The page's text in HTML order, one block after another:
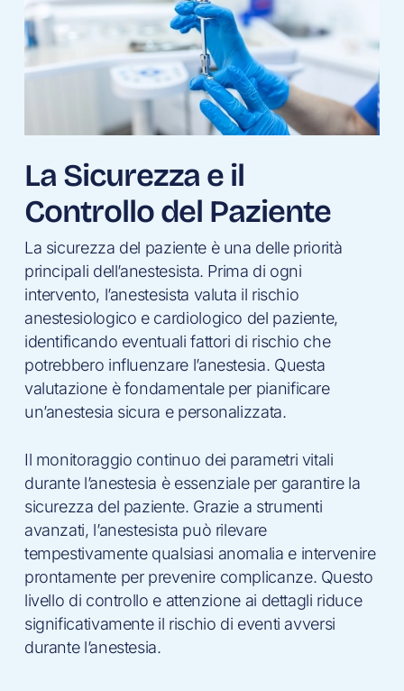
La Sicurezza e il
Controllo del Paziente
La sicurezza del paziente è una delle priorità
principali dell’anestesista. Prima di ogni
intervento, l’anestesista valuta il rischio
anestesiologico e cardiologico del paziente,
identificando eventuali fattori di rischio che
potrebbero influenzare l’anestesia. Questa
valutazione è fondamentale per pianificare
un’anestesia sicura e personalizzata.
Il monitoraggio continuo dei parametri vitali
durante l’anestesia è essenziale per garantire la
sicurezza del paziente. Grazie a strumenti
avanzati, l’anestesista può rilevare
tempestivamente qualsiasi anomalia e intervenire
prontamente per prevenire complicanze. Questo
livello di controllo e attenzione ai dettagli riduce
significativamente il rischio di eventi avversi
durante l’anestesia.